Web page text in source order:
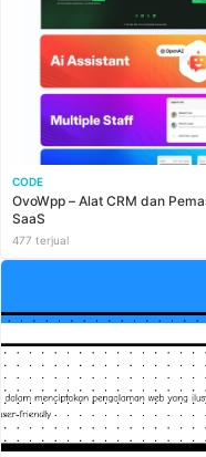
CODE
OvoWpp – Alat CRM dan
SaaS
477 terjual